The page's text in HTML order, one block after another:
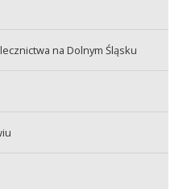
na Dolnym Śląsku